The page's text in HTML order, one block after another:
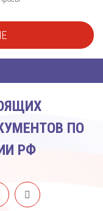
ПО
РФ